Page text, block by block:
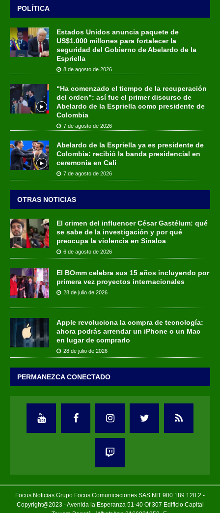
POLÍTICA
Estados Unidos anuncia paquete de
US$1.000 millones para fortalecer la
seguridad del Gobierno de Abelardo de la
Espriella
8 de agosto de 2026
“Ha comenzado el tiempo de la recuperación
del orden”: así fue el primer discurso de
Abelardo de la Espriella como presidente de
Colombia
7 de agosto de 2026
Abelardo de la Espriella ya es presidente de
Colombia: recibió la banda presidencial en
ceremonia en Cali
7 de agosto de 2026
OTRAS NOTICIAS
El crimen del influencer César Gastélum: qué
se sabe de la investigación y por qué
preocupa la violencia en Sinaloa
6 de agosto de 2026
El BOmm celebra sus 15 años incluyendo por
primera vez proyectos internacionales
28 de julio de 2026
Apple revoluciona la compra de tecnología:
ahora podrás arrendar un iPhone o un Mac
en lugar de comprarlo
28 de julio de 2026
PERMANEZCA CONECTADO
Focus Noticias Grupo Focus Comunicaciones SAS NIT 900.189.120.2 -
Copyright@2023 - Avenida la Esperanza 51-40 Of 307 Edificio Capital